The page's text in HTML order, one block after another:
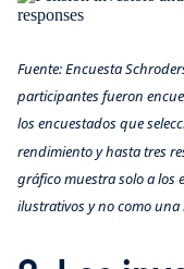
Fuente: Encuesta
participantes fueron
los encuestados que
rendimiento y hasta tres
gráfico muestra solo a los
ilustrativos y no como